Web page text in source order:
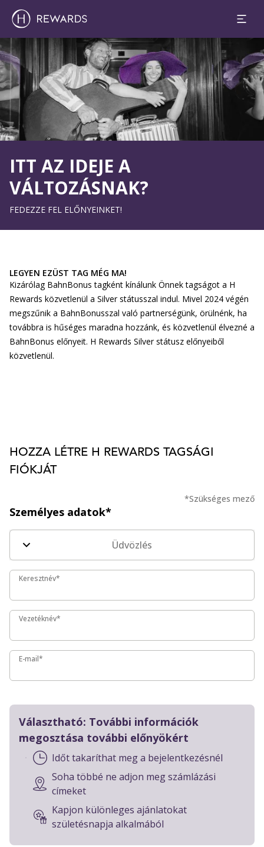
Dia: 1 of 1
ITT AZ IDEJE A
VÁLTOZÁSNAK?
FEDEZZE FEL ELŐNYEINKET!
LEGYEN EZÜST TAG MÉG MA!
Kizárólag BahnBonus tagként kínálunk Önnek tagságot a H
Rewards közvetlenül a Silver státusszal indul. Mivel 2024 végén
megszűnik a BahnBonusszal való partnerségünk, örülnénk, ha
továbbra is hűséges maradna hozzánk, és közvetlenül élvezné a
BahnBonus előnyeit. H Rewards Silver státusz előnyeiből
közvetlenül.
HOZZA LÉTRE H REWARDS TAGSÁGI
FIÓKJÁT
*Szükséges mező
Személyes adatok*
Üdvözlés
Keresztnév*
Keresztnév*
Vezetéknév*
Vezetéknév*
E-mail*
E-mail*
Választható: További információk
megosztása további előnyökért
Időt takaríthat meg a bejelentkezésnél
Soha többé ne adjon meg számlázási
címeket
Kapjon különleges ajánlatokat
születésnapja alkalmából